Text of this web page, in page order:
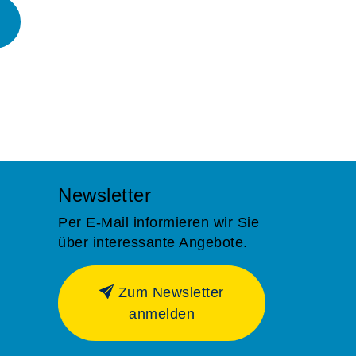
Newsletter
Per E-Mail informieren wir Sie
über interessante Angebote.
Zum Newsletter
anmelden